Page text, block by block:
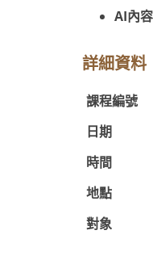
AI內
詳細資料
課程編號
日期
時間
地點
對象